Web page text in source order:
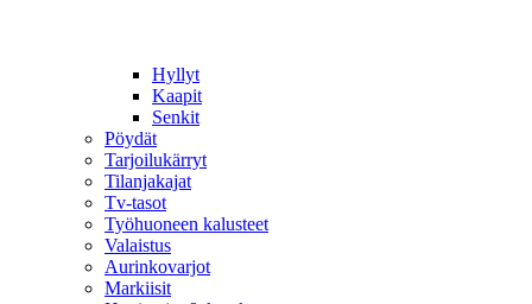
Hyllyt
Kaapit
Senkit
Pöydät
Tarjoilukärryt
Tilanjakajat
Tv-tasot
Työhuoneen kalusteet
Valaistus
Aurinkovarjot
Markiisit